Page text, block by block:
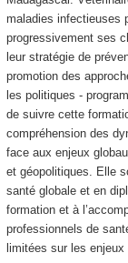
maladies infectieuses
progressivement ses
leur stratégie de
promotion des
les politiques -
de suivre cette
compréhension des
face aux enjeux
et géopolitiques. Elle
santé globale et en
formation et à
professionnels de
limitées sur les enjeux